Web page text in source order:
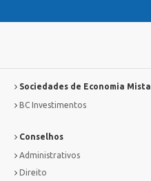
Sociedades de Economia Mista
BC Investimentos
Conselhos
Administrativos
Direito